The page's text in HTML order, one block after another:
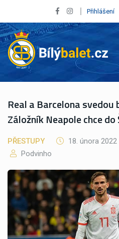
Přihlášení
Real a Barcelona svedou
Záložník Neapole chce do
PŘESTUPY 18. února 2022
Podvinho